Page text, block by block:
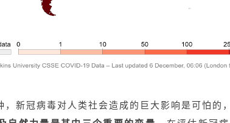
新冠病毒对人类社会造成的巨大影响是可怕的